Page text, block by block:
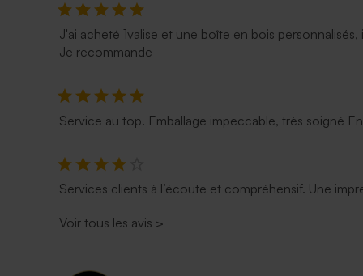
J'ai acheté 1valise et une boîte en bois
Je recommande
Service au top. Emballage impeccable, très soigné
Services clients à l’écoute et compréhensif. Une
Voir tous les avis >